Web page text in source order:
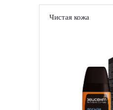
Чистая кожа